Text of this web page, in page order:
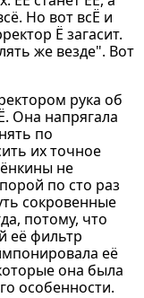
Но вот всЁ и
Ё загасит.
же везде". Вот
рука об
Она напрягала
по
их точное
не
по сто раз
сокровенные
потому, что
её фильтр
её
она была
особенности.